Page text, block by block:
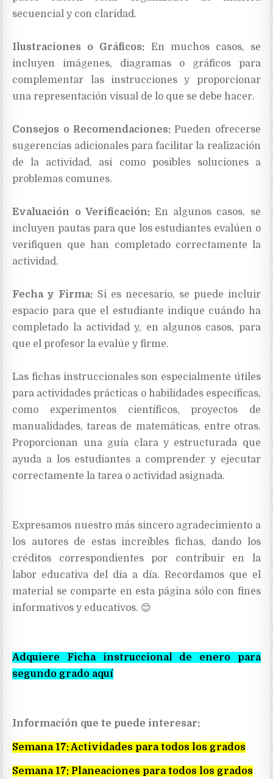
secuencial y con claridad.
Ilustraciones o Gráficos: En muchos casos, se
incluyen imágenes, diagramas o gráficos para
complementar las instrucciones y proporcionar
una representación visual de lo que se debe hacer.
Consejos o Recomendaciones: Pueden ofrecerse
sugerencias adicionales para facilitar la realización
de la actividad, así como posibles soluciones a
problemas comunes.
Evaluación o Verificación: En algunos casos, se
incluyen pautas para que los estudiantes evalúen o
verifiquen que han completado correctamente la
actividad.
Fecha y Firma: Si es necesario, se puede incluir
espacio para que el estudiante indique cuándo ha
completado la actividad y, en algunos casos, para
que el profesor la evalúe y firme.
Las fichas instruccionales son especialmente útiles
para actividades prácticas o habilidades específicas,
como experimentos científicos, proyectos de
manualidades, tareas de matemáticas, entre otras.
Proporcionan una guía clara y estructurada que
ayuda a los estudiantes a comprender y ejecutar
correctamente la tarea o actividad asignada.
Expresamos nuestro más sincero agradecimiento a
los autores de estas increíbles fichas, dando los
créditos correspondientes por contribuir en la
labor educativa del día a día. Recordamos que el
material se comparte en esta página sólo con fines
informativos y educativos. 😊
Adquiere Ficha instruccional de enero para
segundo grado aquí
Información que te puede interesar:
Semana 17: Actividades para todos los grados
Semana 17: Planeaciones para todos los grados